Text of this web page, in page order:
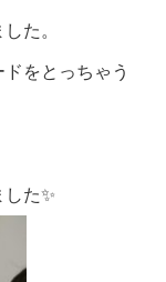
た。
をとっちゃう
た✨